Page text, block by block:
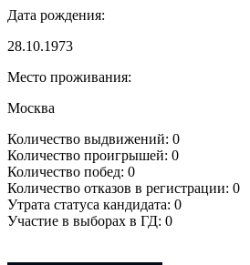
Дата рождения:
28.10.1973
Место проживания:
Москва
Количество выдвижений: 0
Количество проигрышей: 0
Количество побед: 0
Количество отказов в регистрации: 0
Утрата статуса кандидата: 0
Участие в выборах в ГД: 0